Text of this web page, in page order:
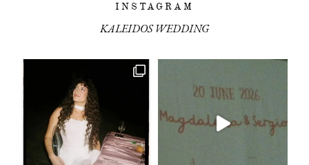
INSTAGRAM
KALEIDOS WEDDING